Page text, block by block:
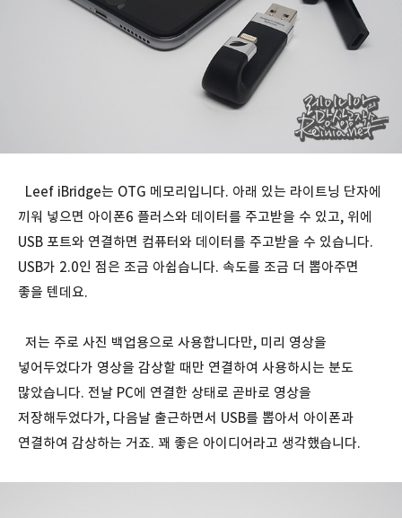
Leef iBridge는 OTG 메모리입니다. 아래 있는 라이트닝 단자에
끼워 넣으면 아이폰6 플러스와 데이터를 주고받을 수 있고, 위에
USB 포트와 연결하면 컴퓨터와 데이터를 주고받을 수 있습니다.
USB가 2.0인 점은 조금 아쉽습니다. 속도를 조금 더 뽑아주면
좋을 텐데요.
저는 주로 사진 백업용으로 사용합니다만, 미리 영상을
넣어두었다가 영상을 감상할 때만 연결하여 사용하시는 분도
많았습니다. 전날 PC에 연결한 상태로 곧바로 영상을
저장해두었다가, 다음날 출근하면서 USB를 뽑아서 아이폰과
연결하여 감상하는 거죠. 꽤 좋은 아이디어라고 생각했습니다.